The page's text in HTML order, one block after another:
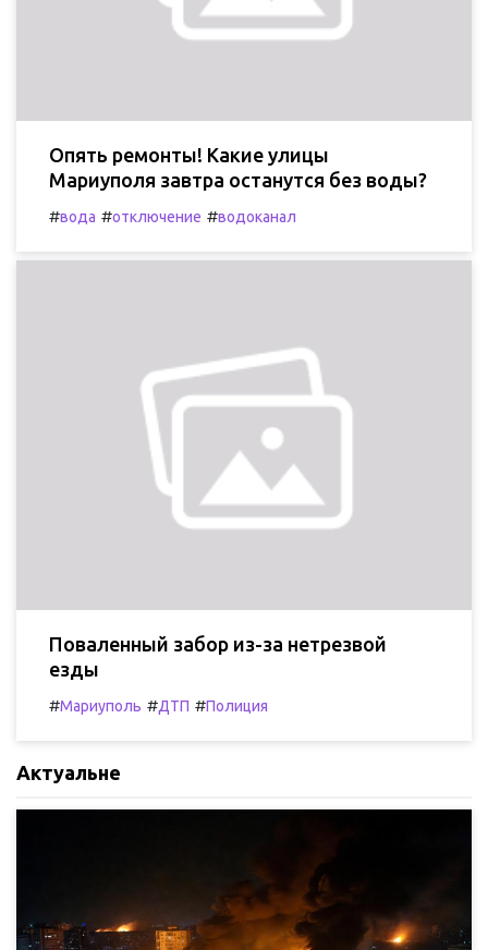
Опять ремонты! Какие улицы
Мариуполя завтра останутся без воды?
#вода #отключение #водоканал
Поваленный забор из-за нетрезвой
езды
#Мариуполь #ДТП #Полиция
Актуальне